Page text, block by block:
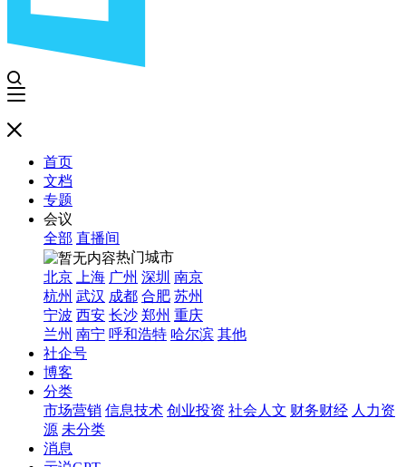
首页
文档
专题
会议
全部 直播间
热门城市
北京
上海 广州 深圳 南京
杭州 武汉 成都 合肥 苏州
宁波 西安 长沙 郑州 重庆
兰州 南宁 呼和浩特 哈尔滨 其他
社企号
博客
分类
市场营销 信息技术 创业投资 社会人文 财务财经 人力资
源 未分类
消息